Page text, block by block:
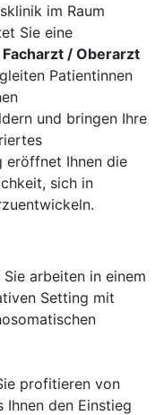
im Raum
Sie eine
Facharzt / Oberarzt
Patientinnen
und bringen Ihre
eröffnet Ihnen die
sich in
Sie arbeiten in einem
Setting mit
profitieren von
Ihnen den Einstieg